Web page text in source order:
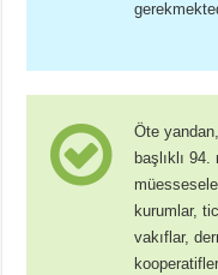
Öte
başlıklı
kurumlar,
vakıflar,